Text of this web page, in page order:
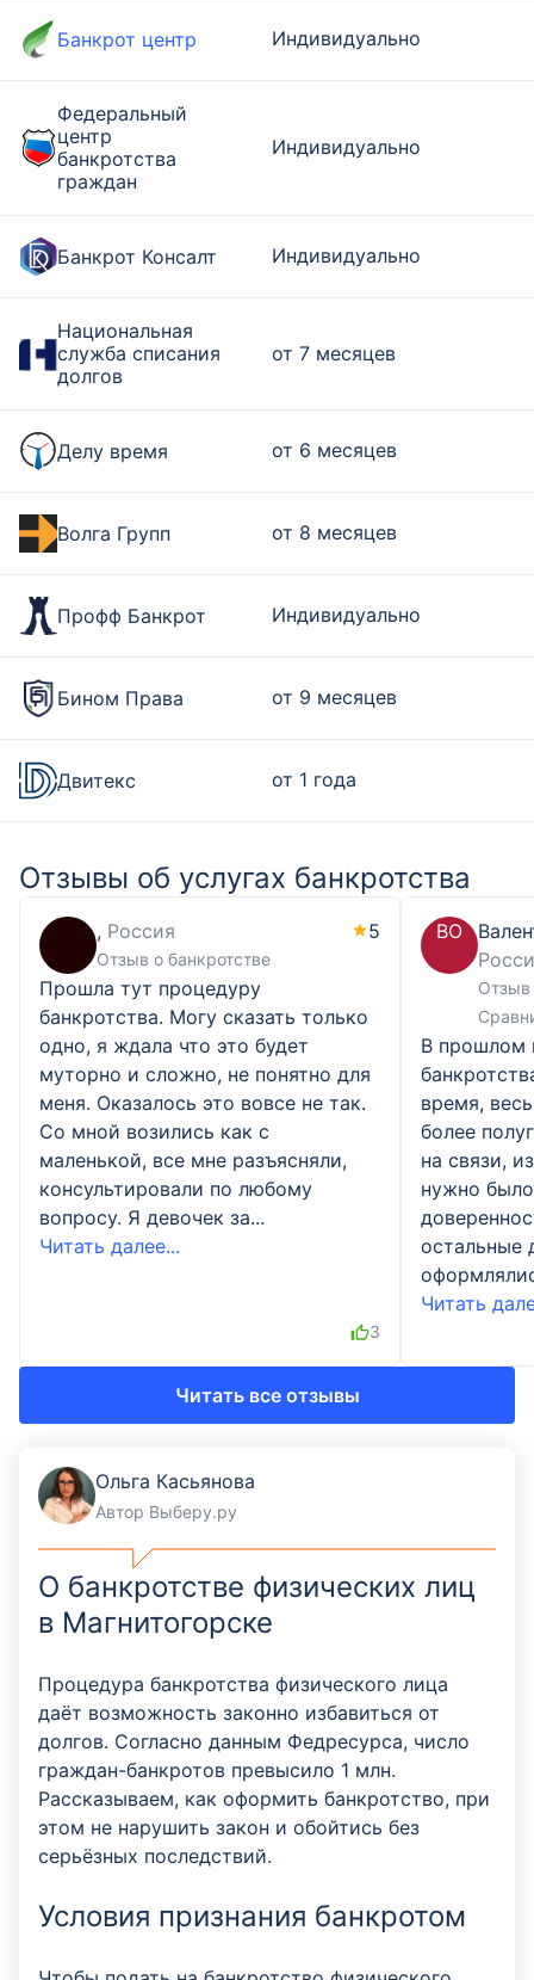
Банкрот центр Индивидуально
Федеральный
центр
банкротства
граждан
Индивидуально
Банкрот Консалт Индивидуально
Национальная
служба списания
долгов
от 7 месяцев
Делу время от 6 месяцев
Волга Групп от 8 месяцев
Профф Банкрот Индивидуально
Бином Права от 9 месяцев
Двитекс от 1 года
Отзывы об услугах банкротства
, Россия 5
Отзыв о банкротстве
Прошла тут процедуру
банкротства. Могу сказать только
одно, я ждала что это будет
муторно и сложно, не понятно для
меня. Оказалось это вовсе не так.
Со мной возились как с
маленькой, все мне разъясняли,
консультировали по любому
вопросу. Я девочек за...
Читать далее...
3
ВО
Отзыв
В прошлом
время,
более
на связи,
нужно
остальные
Читать
Читать все отзывы
Ольга Касьянова
Автор Выберу.ру
О банкротстве физических лиц
в Магнитогорске
Процедура банкротства физического лица
даёт возможность законно избавиться от
долгов. Согласно данным Федресурса, число
граждан-банкротов превысило 1 млн.
Рассказываем, как оформить банкротство, при
этом не нарушить закон и обойтись без
серьёзных последствий.
Условия признания банкротом